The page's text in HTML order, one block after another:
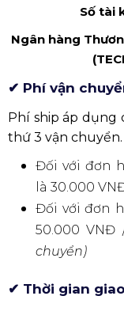
Số tài
Ngân hàng
✔ Phí vận
Phí ship áp dụng
thứ 3 vận chuyển.
Đối với đơn
là 30.000
Đối với đơn
50.000
chuyển)
✔ Thời gian